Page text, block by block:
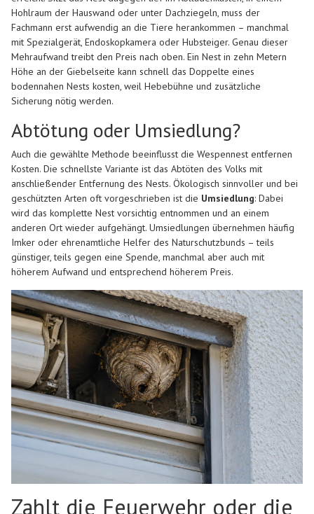
Hohlraum der Hauswand oder unter Dachziegeln, muss der
Fachmann erst aufwendig an die Tiere herankommen – manchmal
mit Spezialgerät, Endoskopkamera oder Hubsteiger. Genau dieser
Mehraufwand treibt den Preis nach oben. Ein Nest in zehn Metern
Höhe an der Giebelseite kann schnell das Doppelte eines
bodennahen Nests kosten, weil Hebebühne und zusätzliche
Sicherung nötig werden.
Abtötung oder Umsiedlung?
Auch die gewählte Methode beeinflusst die Wespennest entfernen
Kosten. Die schnellste Variante ist das Abtöten des Volks mit
anschließender Entfernung des Nests. Ökologisch sinnvoller und bei
geschützten Arten oft vorgeschrieben ist die Umsiedlung: Dabei
wird das komplette Nest vorsichtig entnommen und an einem
anderen Ort wieder aufgehängt. Umsiedlungen übernehmen häufig
Imker oder ehrenamtliche Helfer des Naturschutzbunds – teils
günstiger, teils gegen eine Spende, manchmal aber auch mit
höherem Aufwand und entsprechend höherem Preis.
Zahlt die Feuerwehr oder die